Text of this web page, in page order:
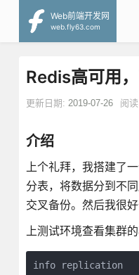
Web前端开发网
web.fly63.com
Redis高可用
更新日期: 2019-07-26 阅
介绍
上个礼拜，我搭建了
分表，将数据分到不
交叉备份。然后我很
上测试环境查看集群
info replication